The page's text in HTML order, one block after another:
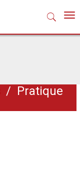
/ Pratique